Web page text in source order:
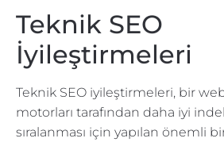
Teknik SEO
İyileştirmeleri
Teknik SEO iyileştirmeleri, bir
motorları tarafından daha iyi
sıralanması için yapılan önemli